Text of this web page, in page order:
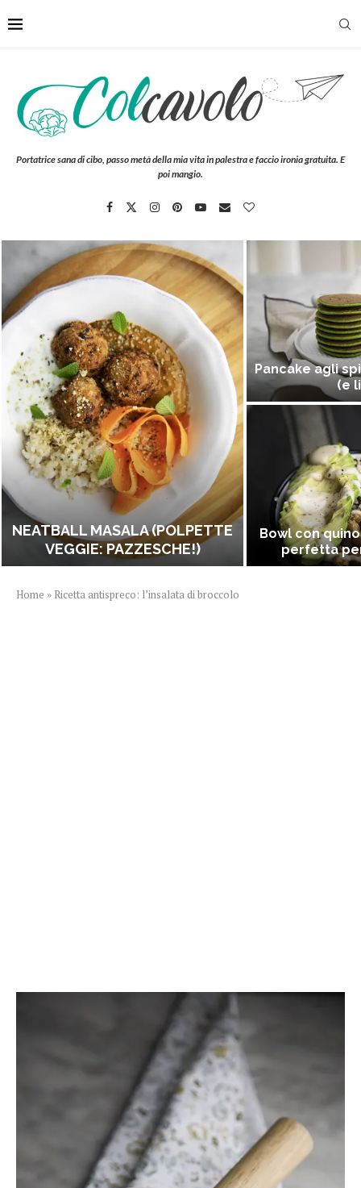
Portatrice sana di cibo, passo metà della mia vita in palestra e faccio ironia gratuita. E
poi mangio.
NEATBALL MASALA (POLPETTE
VEGGIE: PAZZESCHE!)
Pancake agli
(e
Bowl con
perfetta
Home » Ricetta antispreco: l’insalata di broccolo